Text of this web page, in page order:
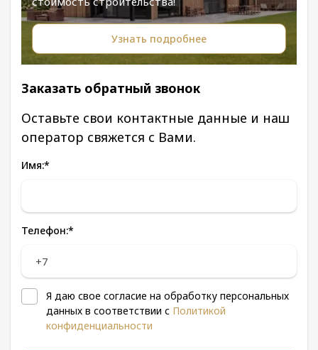
Узнать подробнее
Заказать обратный звонок
Оставьте свои контактные данные и наш
оператор свяжется с Вами.
Имя:*
Телефон:*
Я даю свое согласие на обработку персональных
данных в соответствии с Политикой
конфиденциальности